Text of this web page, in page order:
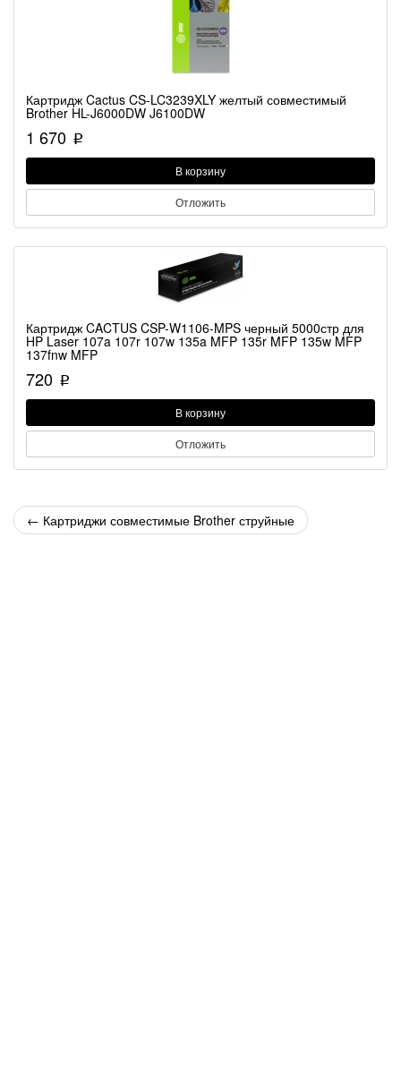
Картридж Cactus CS-LC3239XLY желтый совместимый
Brother HL-J6000DW J6100DW
1 670 p
В корзину
Отложить
Картридж CACTUS CSP-W1106-MPS черный 5000стр для
HP Laser 107a 107r 107w 135a MFP 135r MFP 135w MFP
137fnw MFP
720 p
В корзину
Отложить
← Картриджи совместимые Brother струйные